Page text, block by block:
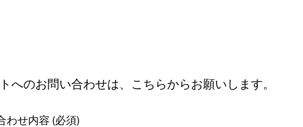
へのお問い合わせは、こちらからお願いします。
わせ内容 (必須)